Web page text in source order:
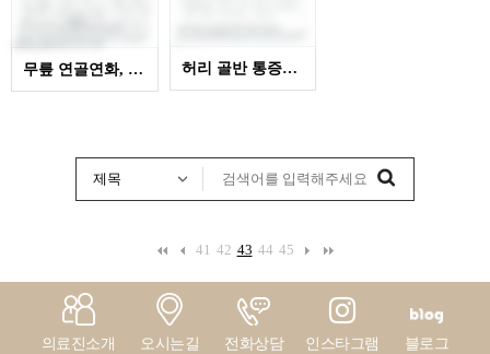
의료진소개 오시는길 전화상담 인스타그램 블로그
무릎 연골연화, 줄기세포 수술 후 입원재활치료 잘 받았… 허리 골반 통증으로 재활치료 잘 받았습니다~
41 42 43 44 45